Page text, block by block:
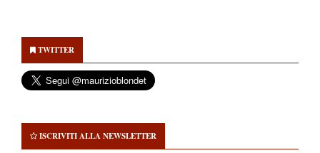
Sidebar
TWITTER
ISCRIVITI ALLA NEWSLETTER